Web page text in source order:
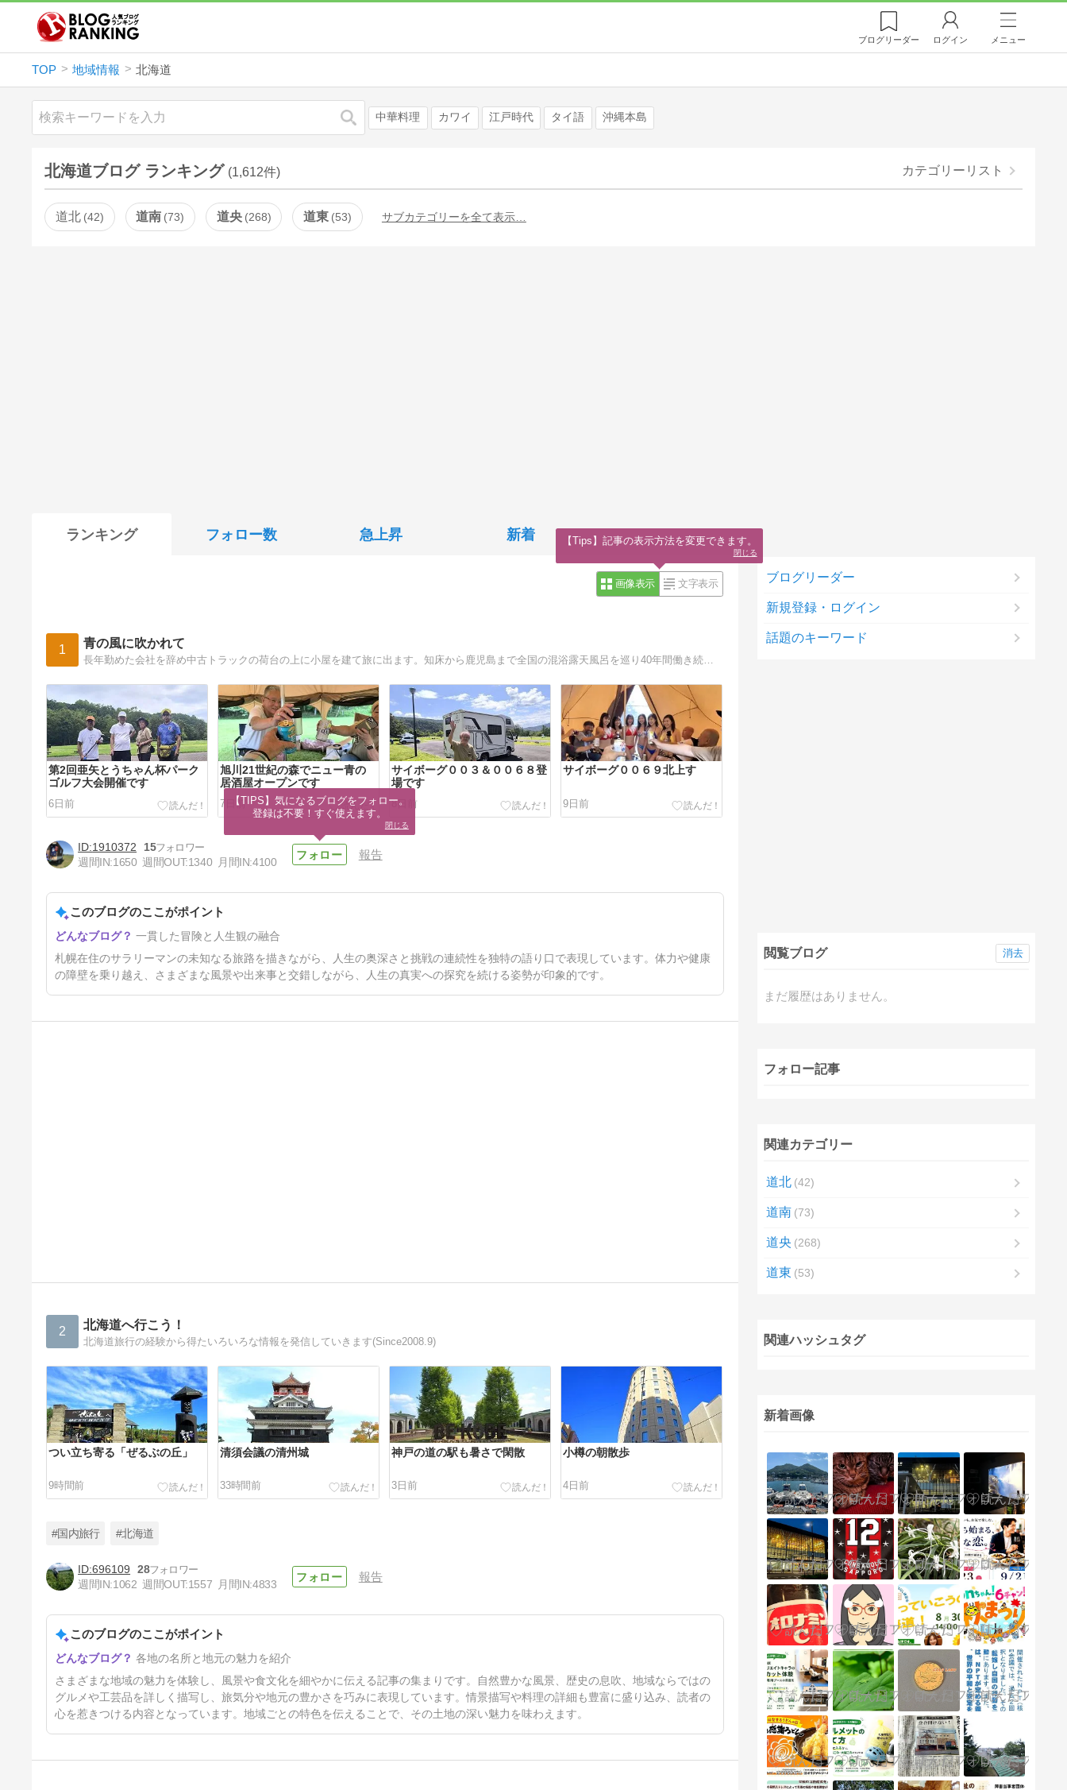
ブログリーダー ログイン メニュー
TOP 地域情報 北海道
検索 中華料理 カワイ 江戸時代 タイ語 沖縄本島
北海道ブログ ランキング (1,612件) カテゴリーリスト
道北 42 道南 73 道央 268 道東 53 サブカテゴリーを全て表示…
ランキング フォロー数 急上昇 新着
画像表示 文字表示
1 青の風に吹かれて
第2回亜矢とうちゃん杯パーク
ゴルフ大会開催です
6日前
旭川21世紀の森でニュー青の
居酒屋オープンです
7日前
サイボーグ００３＆００６８登
場です
8日前
サイボーグ００６９北上す
9日前
ギルモア博士にサイボーグ００
６９にされてしまうのか…
18日前
1910372
15
週間IN:1650 週間OUT:1340 月間IN:4100
報告
このブログのここがポイント
一貫した冒険と人生観の融合
札幌在住のサラリーマンの未知なる旅路を描きながら、人生の奥深さと挑戦の連続性を独特の語り口で表現しています。体力や健康
の障壁を乗り越え、さまざまな風景や出来事と交錯しながら、人生の真実への探究を続ける姿勢が印象的です。
2 北海道へ行こう！
北海道旅行の経験から得たいろいろな情報を発信していきます(Since2008.9)
つい立ち寄る「ぜるぶの丘」
9時間前
清須会議の清州城
33時間前
神戸の道の駅も暑さで閑散
3日前
小樽の朝散歩
4日前
5日前
#国内旅行 #北海道
696109
28
週間IN:1062 週間OUT:1557 月間IN:4833
報告
このブログのここがポイント
各地の名所と地元の魅力を紹介
さまざまな地域の魅力を体験し、風景や食文化を細やかに伝える記事の集まりです。自然豊かな風景、歴史の息吹、地域ならではの
グルメや工芸品を詳しく描写し、旅気分や地元の豊かさを巧みに表現しています。情景描写や料理の詳細も豊富に盛り込み、読者の
心を惹きつける内容となっています。地域ごとの特色を伝えることで、その土地の深い魅力を味わえます。
ブログリーダー
新規登録・ログイン
話題のキーワード
閲覧ブログ
まだ履歴はありません。
消去
フォロー記事
関連カテゴリー
道北 42
道南 73
道央 268
道東 53
関連ハッシュタグ
新着画像
【TIPS】気になるブログをフォロー。
登録は不要！すぐ使えます。
閉じる
【Tips】記事の表示方法を変更できます。
閉じる